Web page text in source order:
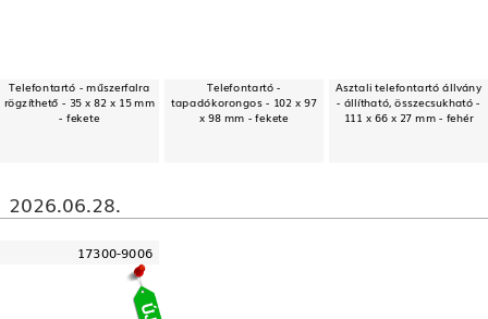
Telefontartó - műszerfalra
rögzíthető - 35 x 82 x 15 mm
- fekete
Telefontartó -
tapadókorongos - 102 x 97
x 98 mm - fekete
Asztali telefontartó állvány
- állítható, összecsukható -
111 x 66 x 27 mm - fehér
2026.06.28.
17300-9006